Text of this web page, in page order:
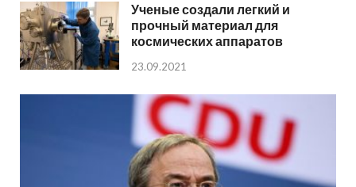
Ученые создали легкий и
прочный материал для
космических аппаратов
23.09.2021